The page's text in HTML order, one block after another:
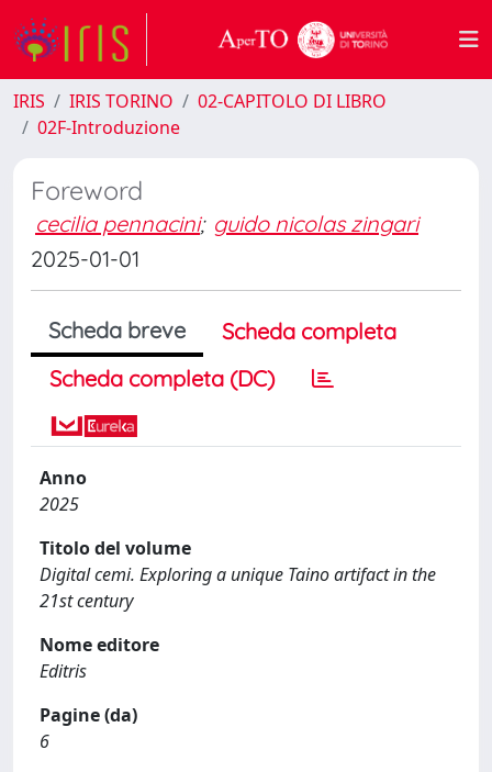
IRIS IRIS TORINO
02-CAPITOLO DI LIBRO
02F-Introduzione
Foreword
cecilia pennacini; guido nicolas zingari
2025-01-01
Scheda breve
Scheda completa
Scheda completa (DC)
Anno
2025
Titolo del volume
Digital cemi. Exploring a unique Taino artifact in the
21st century
Nome editore
Editris
Pagine (da)
6